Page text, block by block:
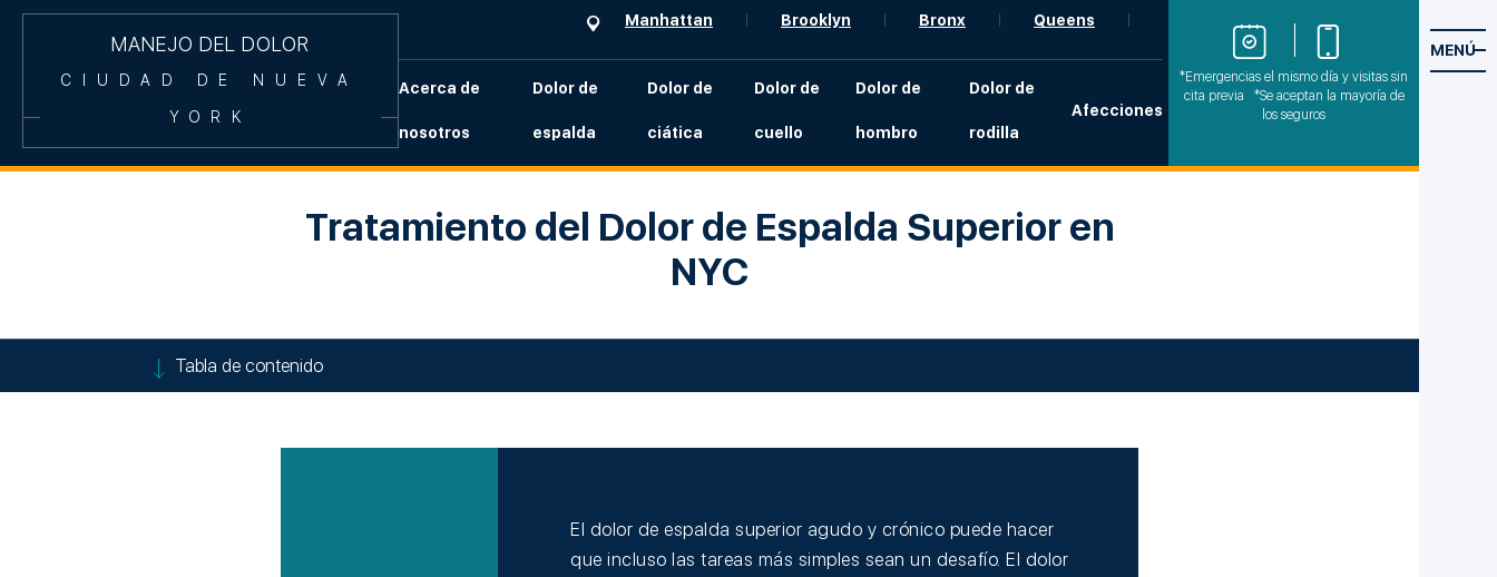
MANEJO DEL DOLOR
CIUDAD DE NUEVA
YORK
Manhattan Brooklyn Bronx Queens
Acerca de
nosotros
Dolor de
espalda
Dolor de
ciática
Dolor de
cuello
Dolor de
hombro
Dolor de
rodilla
Afecciones
*Emergencias el mismo día y visitas sin
cita previa *Se aceptan la mayoría de
los seguros
MENÚ
Tratamiento del Dolor de Espalda Superior en
NYC
Tabla de contenido
El dolor de espalda superior agudo y crónico puede hacer
que incluso las tareas más simples sean un desafío. El dolor